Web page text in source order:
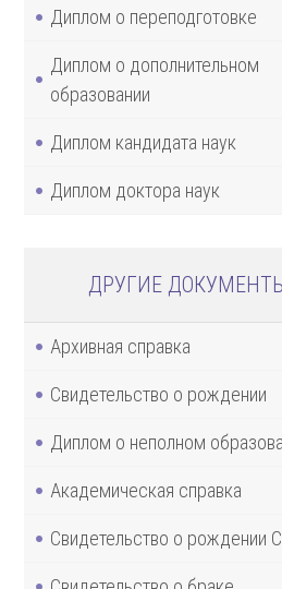
Диплом о переподготовке
Диплом о дополнительном
образовании
Диплом кандидата наук
Диплом доктора наук
ДРУГИЕ
Архивная справка
Свидетельство о рождении
Диплом о неполном
Академическая справка
Свидетельство о рождении